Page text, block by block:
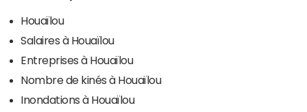
Houaïlou
Salaires à Houaïlou
Entreprises à Houaïlou
Nombre de kinés à Houaïlou
Inondations à Houaïlou